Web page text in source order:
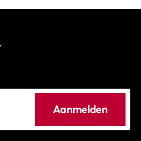
Aanmelden